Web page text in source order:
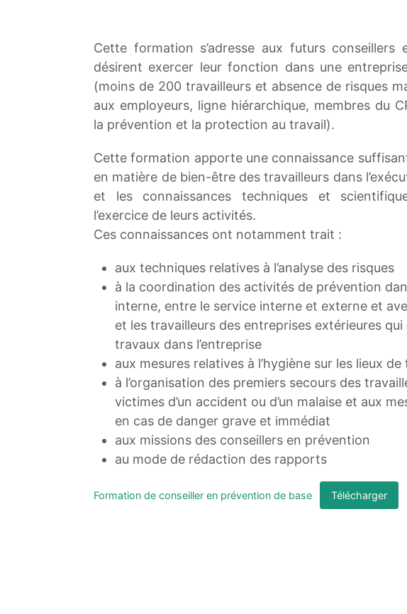
Cette formation s’adresse aux futurs conseillers
désirent exercer leur fonction dans une
(moins de 200 travailleurs et absence de risques
aux employeurs, ligne hiérarchique, membres du
la prévention et la protection au travail).
Cette formation apporte une connaissance
en matière de bien-être des travailleurs dans
et les connaissances techniques et
l’exercice de leurs activités.
Ces connaissances ont notamment trait :
aux techniques relatives à l’analyse des risques
à la coordination des activités de prévention
interne, entre le service interne et externe et
et les travailleurs des entreprises extérieures
travaux dans l’entreprise
aux mesures relatives à l’hygiène sur les lieux de
à l’organisation des premiers secours des
victimes d’un accident ou d’un malaise et aux
en cas de danger grave et immédiat
aux missions des conseillers en prévention
au mode de rédaction des rapports
Formation de conseiller en prévention de base Télécharger